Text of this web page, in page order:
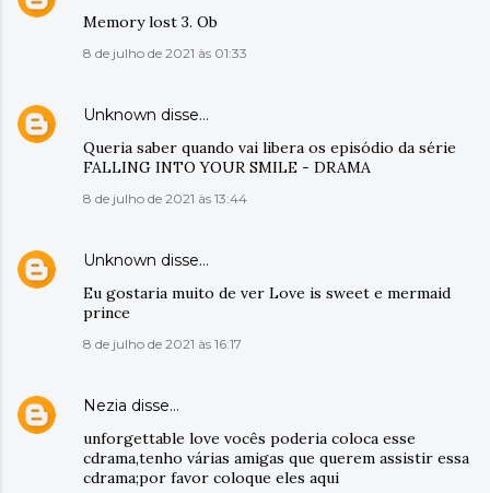
Memory lost 3. Ob
8 de julho de 2021 às 01:33
Unknown disse…
Queria saber quando vai libera os episódio da série
FALLING INTO YOUR SMILE - DRAMA
8 de julho de 2021 às 13:44
Unknown disse…
Eu gostaria muito de ver Love is sweet e mermaid
prince
8 de julho de 2021 às 16:17
Nezia disse…
unforgettable love vocês poderia coloca esse
cdrama,tenho várias amigas que querem assistir essa
cdrama;por favor coloque eles aqui